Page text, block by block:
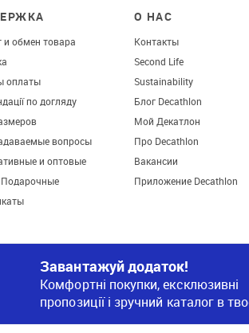
и обмен товара
оплаты
по догляду
вопросы
и оптовые
О НАС
Контакты
Second Life
Sustainability
Блог Decathlon
Мой Декатлон
Про Decathlon
Вакансии
Приложение Decathlon
Завантажуй додаток!
Комфортні покупки, ексклюзивні
пропозиції і зручний каталог в